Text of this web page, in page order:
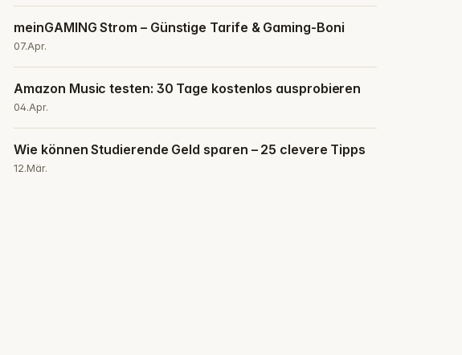
meinGAMING Strom – Günstige Tarife & Gaming-Boni
07.Apr.
Amazon Music testen: 30 Tage kostenlos ausprobieren
04.Apr.
Wie können Studierende Geld sparen – 25 clevere Tipps
12.Mär.